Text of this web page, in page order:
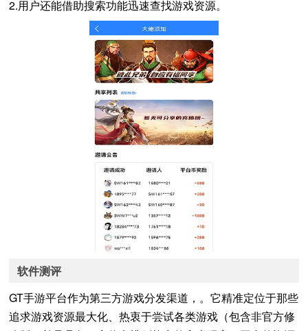
2.用户还能借助搜索功能迅速查找游戏资源。
软件测评
GT手游平台作为第三方游戏分发渠道，。它精准定位于那些
追求游戏资源最大化、热衷于尝试各类游戏（包含非官方修